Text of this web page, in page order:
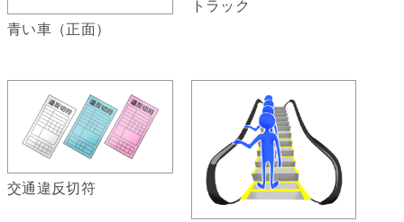
青い車（正面）
トラック
交通違反切符